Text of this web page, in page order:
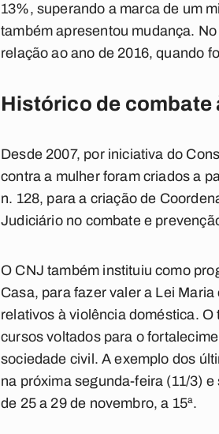
13%, superando a marca de um
também apresentou mudança.
relação ao ano de 2016, quando
Histórico de combate
Desde 2007, por iniciativa do
contra a mulher foram criados a
n. 128, para a criação de
Judiciário no combate e
O CNJ também instituiu como
Casa, para fazer valer a Lei
relativos à violência doméstica.
cursos voltados para o
sociedade civil. A exemplo dos
na próxima segunda-feira (11/3)
de 25 a 29 de novembro, a 15ª.